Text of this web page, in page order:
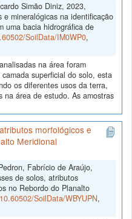
Simão Diniz, 2023,
e mineralógicas na identificação
uma bacia hidrográfica de
SoilData/IM0WP0,
na área foram
superficial do solo, esta
os diferentes usos da terra,
na área de estudo. As amostras
morfológicos e
Meridional
Fabrício de Araújo,
de solos, atributos
no Rebordo do Planalto
SoilData/WBYUPN,